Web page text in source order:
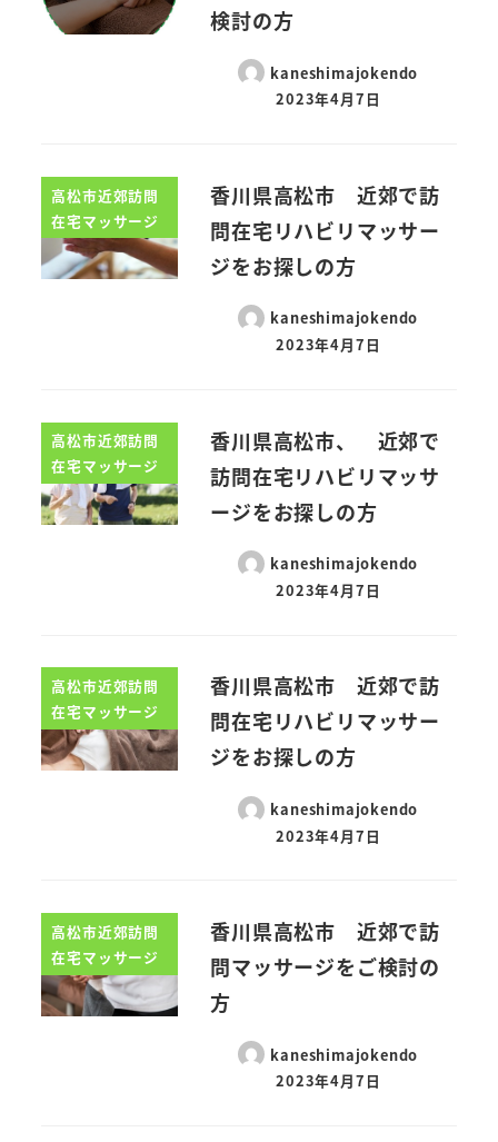
検討の方
kaneshimajokendo
2023年4月7日
高松市近郊訪問
在宅マッサージ
香川県高松市 近郊で訪
問在宅リハビリマッサー
ジをお探しの方
kaneshimajokendo
2023年4月7日
高松市近郊訪問
在宅マッサージ
香川県高松市、 近郊で
訪問在宅リハビリマッサ
ージをお探しの方
kaneshimajokendo
2023年4月7日
高松市近郊訪問
在宅マッサージ
香川県高松市 近郊で訪
問在宅リハビリマッサー
ジをお探しの方
kaneshimajokendo
2023年4月7日
高松市近郊訪問
在宅マッサージ
香川県高松市 近郊で訪
問マッサージをご検討の
方
kaneshimajokendo
2023年4月7日